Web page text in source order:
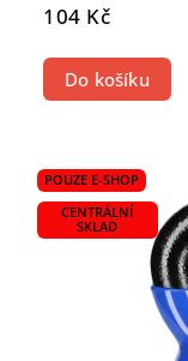
104 Kč
Do košíku
POUZE E-SHOP
CENTRÁLNÍ
SKLAD